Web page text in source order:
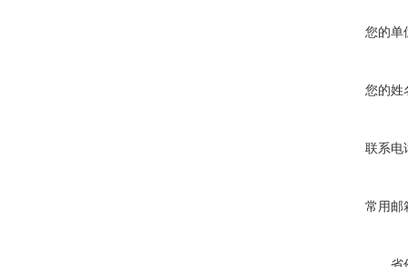
您的单
您的姓
联系电
常用邮